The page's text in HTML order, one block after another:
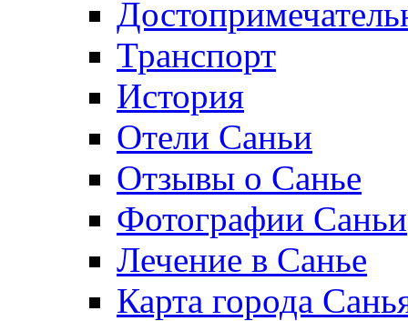
Транспорт
История
Отели Саньи
Отзывы о Санье
Фотографии Саньи
Лечение в Санье
Карта города